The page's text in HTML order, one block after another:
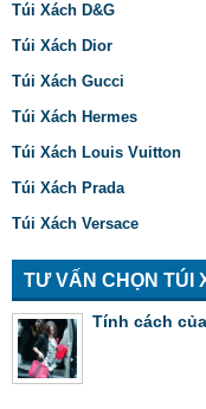
Túi Xách D&G
Túi Xách Dior
Túi Xách Gucci
Túi Xách Hermes
Túi Xách Louis Vuitton
Túi Xách Prada
Túi Xách Versace
TƯ VẤN CHỌN TÚI
Tính cách